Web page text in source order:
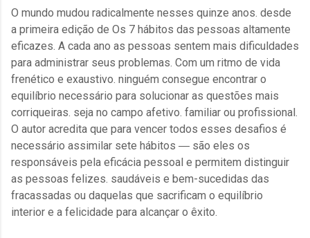
O mundo mudou radicalmente nesses quinze anos. desde
a primeira edição de Os 7 hábitos das pessoas altamente
eficazes. A cada ano as pessoas sentem mais dificuldades
para administrar seus problemas. Com um ritmo de vida
frenético e exaustivo. ninguém consegue encontrar o
equilíbrio necessário para solucionar as questões mais
corriqueiras. seja no campo afetivo. familiar ou profissional.
O autor acredita que para vencer todos esses desafios é
necessário assimilar sete hábitos ― são eles os
responsáveis pela eficácia pessoal e permitem distinguir
as pessoas felizes. saudáveis e bem-sucedidas das
fracassadas ou daquelas que sacrificam o equilíbrio
interior e a felicidade para alcançar o êxito.